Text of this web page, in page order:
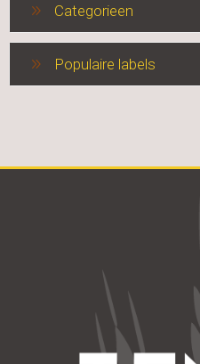
Categorieen
Populaire labels